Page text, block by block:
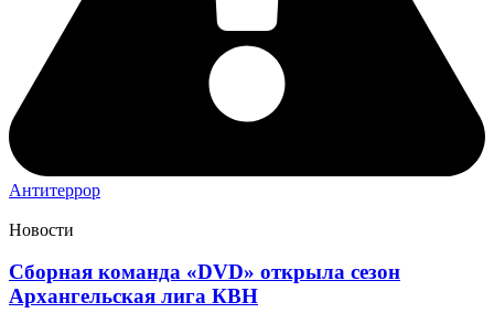
Антитеррор
Новости
Сборная команда «DVD» открыла сезон
Архангельская лига КВН